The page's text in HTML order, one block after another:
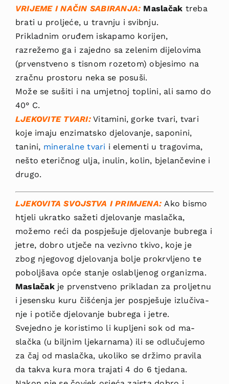
VRIJEME I NAČIN SABIRANJA: Maslačak treba
brati u proljeće, u travnju i svibnju.
Prikladnim oruđem iskapamo korijen,
razrežemo ga i zajedno sa zelenim dijelovima
(prvenstveno s tisnom rozetom) objesimo na
zračnu prostoru neka se posuši.
Može se sušiti i na umjetnoj toplini, ali samo do
40° C.
LJEKOVITE TVARI:Vitamini, gorke tvari, tvari
koje imaju enzimatsko djelovanje, saponini,
tanini, mineralne tvari i elementi u tragovima,
nešto eteričnog ulja, inulin, kolin, bjelančevine i
drugo.
LJEKOVITA SVOJSTVA I PRIMJENA: Ako bismo
htjeli ukratko sažeti djelovanje maslačka,
možemo reći da pospješuje djelovanje bubrega i
jetre, dobro utječe na vezivno tkivo, koje je
zbog njegovog djelovanja bolje prokrvljeno te
po­boljšava opće stanje oslabljenog organizma.
Maslačakje prvenstveno prikladan za proljetnu
i jesensku kuru čišćenja jer pospješuje izlučiva­
nje i potiče djelovanje bubrega i jetre.
Sve­jedno je koristimo li kupljeni sok od ma­
slačka (u biljnim ljekarnama) ili se odlučujemo
za čaj od maslačka, ukoliko se držimo pravila
da takva kura mora trajati 4 do 6 tjedana.